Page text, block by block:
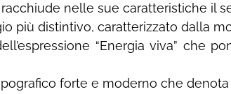
nelle sue caratteristiche il
più distintivo, caratterizzato dalla
“Energia viva” che
forte e moderno che